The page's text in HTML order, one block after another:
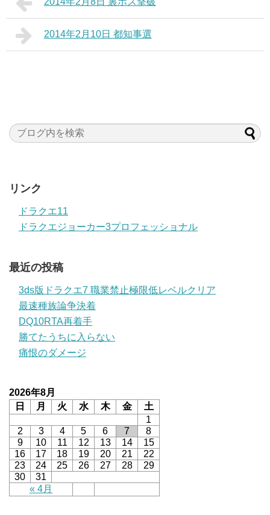
2014年2月10日 都知事選
リンク
ドラクエ11
ドラクエジョーカー3プロフェッショナル
最近の投稿
3ds版ドラクエ7 職業禁止極限低レベルクリア
最速種族論争決着
DQ10RTA再着手
勝てたうちに入らない
痛恨のダメージ
2026年8月
日
月 火 水 木 金 土
« 4月
1
2
3 4 5 6 7
8
9
10 11 12 13 14
15
16
17 18 19 20 21
22
23
24 25 26 27 28
29
30
31